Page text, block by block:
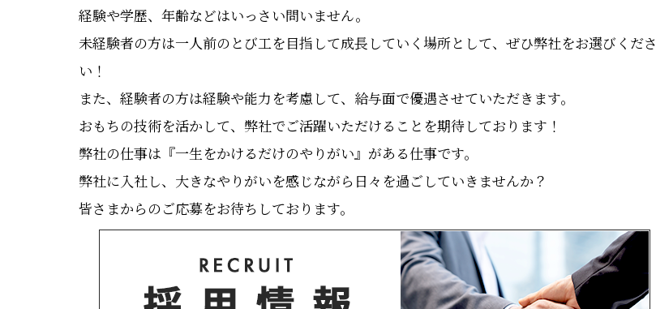
経験や学歴、年齢などはいっさい問いません。
未経験者の方は一人前のとび工を目指して成長していく場所として、ぜひ弊社をお選びくださ
い！
また、経験者の方は経験や能力を考慮して、給与面で優遇させていただきます。
おもちの技術を活かして、弊社でご活躍いただけることを期待しております！
弊社の仕事は『一生をかけるだけのやりがい』がある仕事です。
弊社に入社し、大きなやりがいを感じながら日々を過ごしていきませんか？
皆さまからのご応募をお待ちしております。